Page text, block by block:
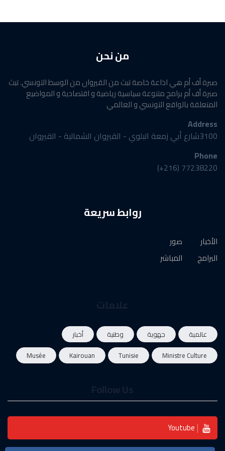
من نحن
صبرة أف أم هي اذاعة خاصة تبث من القيروان من الوسط التونسي. تبث
صبرة أف أم برامج متنوعة سياسية رياضية و اقتصادية و المواضيع
المتعلقة بالواقع التونسي و العالمي
Address
3100شارع أبي زمعة البلوي - القيروان الشمالية - القيروان
Phone
77238220 (216+)
روابط سريعة
الأخبار
البرامج
صور
المباشر
عالمية جهوية وطنية
أخبار
Ministre Culture
Tunisie
Kairouan
Musée
Youtube